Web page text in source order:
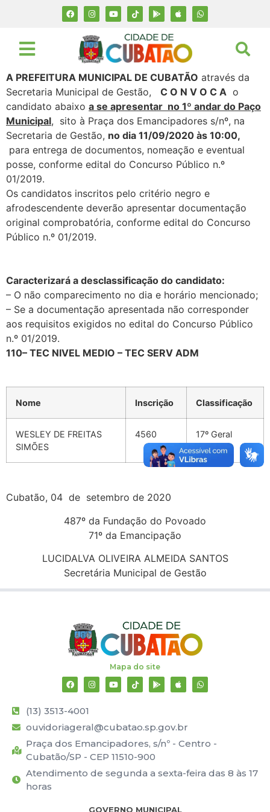
A PREFEITURA MUNICIPAL DE CUBATÃO através da
Secretaria Municipal de Gestão, C O N V O C A o
candidato abaixo a se apresentar no 1º andar do Paço
Municipal, sito à Praça dos Emancipadores s/nº, na
Secretaria de Gestão, no dia 11/09/2020 às 10:00,
para entrega de documentos, nomeação e eventual
posse, conforme edital do Concurso Público n.º
01/2019.
Os candidatos inscritos pelo critério negro e
afrodescendente deverão apresentar documentação
original comprobatória, conforme edital do Concurso
Público n.º 01/2019.
Caracterizará a desclassificação do candidato:
– O não comparecimento no dia e horário mencionado;
– Se a documentação apresentada não corresponder
aos requisitos exigidos no edital do Concurso Público
n.º 01/2019.
110– TEC NIVEL MEDIO – TEC SERV ADM
Nome Inscrição Classificação
WESLEY DE FREITAS
SIMÕES
4560 17º Geral
Cubatão, 04 de setembro de 2020
487º da Fundação do Povoado
71º da Emancipação
LUCIDALVA OLIVEIRA ALMEIDA SANTOS
Secretária Municipal de Gestão
Mapa do site
(13) 3513-4001
ouvidoriageral@cubatao.sp.gov.br
Praça dos Emancipadores, s/nº - Centro -
Cubatão/SP - CEP 11510-900
Atendimento de segunda a sexta-feira das 8 às 17
horas
GOVERNO MUNICIPAL